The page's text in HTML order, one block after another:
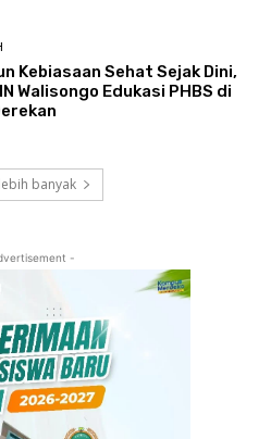
Kebiasaan Sehat Sejak Dini,
Walisongo Edukasi PHBS di
banyak
-